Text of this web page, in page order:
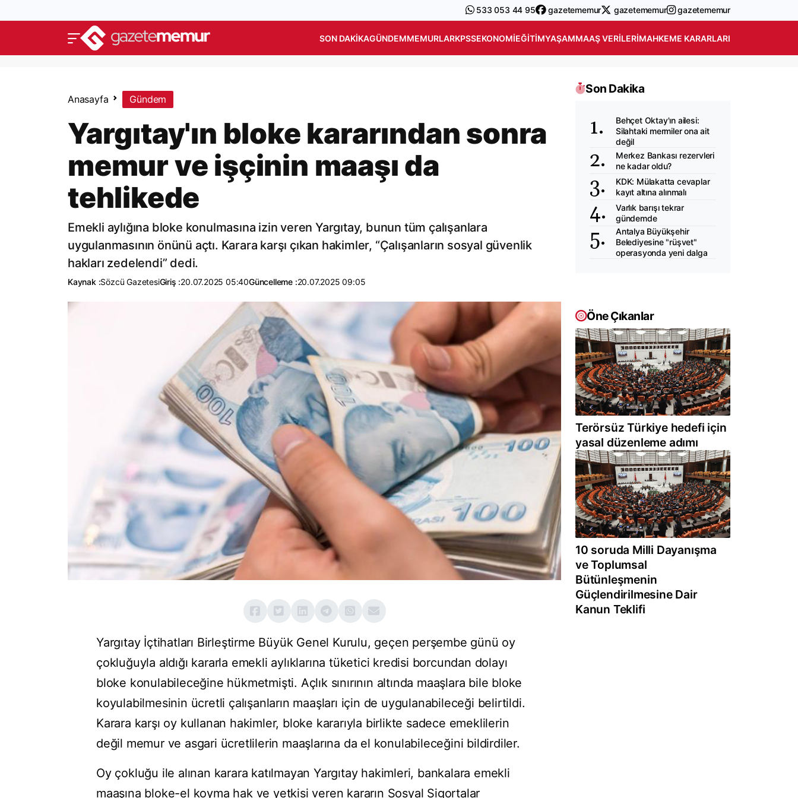
533 053 44 95 gazetememur gazetememur gazetememur
SON DAKIKAGÜNDEMMEMURLARKPSSEKONOMIEĞITIMYAŞAMMAAŞ VERILERIMAHKEME KARARLARI
Anasayfa Gündem
Yargıtay'ın bloke kararından sonra
memur ve işçinin maaşı da
tehlikede
Emekli aylığına bloke konulmasına izin veren Yargıtay, bunun tüm çalışanlara
uygulanmasının önünü açtı. Karara karşı çıkan hakimler, “Çalışanların sosyal güvenlik
hakları zedelendi” dedi.
Kaynak :Sözcü GazetesiGiriş :20.07.2025 05:40Güncelleme :20.07.2025 09:05
Yargıtay İçtihatları Birleştirme Büyük Genel Kurulu, geçen perşembe günü oy
çokluğuyla aldığı kararla emekli aylıklarına tüketici kredisi borcundan dolayı
bloke konulabileceğine hükmetmişti. Açlık sınırının altında maaşlara bile bloke
koyulabilmesinin ücretli çalışanların maaşları için de uygulanabileceği belirtildi.
Karara karşı oy kullanan hakimler, bloke kararıyla birlikte sadece emeklilerin
değil memur ve asgari ücretlilerin maaşlarına da el konulabileceğini bildirdiler.
Oy çokluğu ile alınan karara katılmayan Yargıtay hakimleri, bankalara emekli
maaşına bloke-el koyma hak ve yetkisi veren kararın Sosyal Sigortalar
Son Dakika
Behçet Oktay'ın ailesi:
Silahtaki mermiler ona ait
değil
Merkez Bankası rezervleri
ne kadar oldu?
KDK: Mülakatta cevaplar
kayıt altına alınmalı
Varlık barışı tekrar
gündemde
Antalya Büyükşehir
Belediyesine "rüşvet"
operasyonda yeni dalga
Öne Çıkanlar
Terörsüz Türkiye hedefi için
yasal düzenleme adımı
10 soruda Milli Dayanışma
ve Toplumsal
Bütünleşmenin
Güçlendirilmesine Dair
Kanun Teklifi